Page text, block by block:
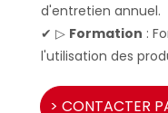
d'entretien annuel.
✔ ▷ Formation :
l'utilisation des
> CONTACTER